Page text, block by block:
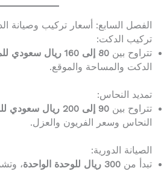
الفصل السابع: أسعار تركيب وصيانة
تركيب الدكت:
تتراوح بين 80 إلى 160 ريال سعودي للمتر الطولي
الدكت والمساحة والموقع.
تمديد النحاس:
تتراوح بين 90 إلى 200 ريال سعودي للمتر الطولي
النحاس وسعر الفريون والعزل.
الصيانة الدورية:
تبدأ من 300 ريال للوحدة الواحدة
،